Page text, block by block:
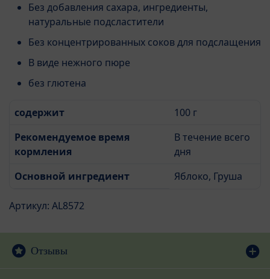
Без добавления сахара, ингредиенты,
натуральные подсластители
Без концентрированных соков для подслащения
В виде нежного пюре
без глютена
содержит
100 г
Рекомендуемое время
кормления
В течение всего
дня
Основной ингредиент
Яблоко, Груша
Артикул: AL8572
Отзывы